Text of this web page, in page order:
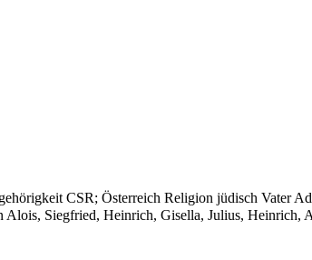
CSR; Österreich Religion jüdisch
Siegfried, Heinrich, Gisella, Julius,